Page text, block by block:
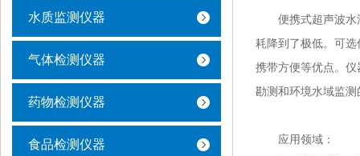
水质监测仪器
气体检测仪器
药物检测仪器
食品检测仪器
便携式超声波水深
耗降到了极低。可
携带方便等优点。
勘测和环境水域监
应用领域：